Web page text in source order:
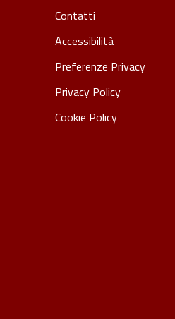
Contatti
Accessibilità
Preferenze Privacy
Privacy Policy
Cookie Policy